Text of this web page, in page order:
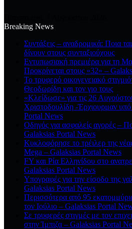
Breaking News
Συντάξεις – αναδρομικά: Ποια
δίνουν στους συνταξιούχους
Εντυπωσιακή πρεμιέρα για τη
Προκρίνεται στους «32» –
Το τρυφερό οικογενειακό
Θεοδωρίδη και τον γιο τους
«Κλείδωσε» για τις 26
Χριστοδουλίδη -Έρχιουρμαν
Portal News
Οδηγός για ασφαλείς αγορές –
Galaksias Portal News
Κυκλοφόρησε το τρέιλερ της
Mega – Galaksias Portal News
FY και Ρία Ελληνίδου στο
Galaksias Portal News
Υπογραφές για την είσοδο της
Galaksias Portal News
Περισσότερα από 95
τον Ιούλιο – Galaksias Portal
Σε τρυφερές στιγμές με τον
στην Ίμπιζα – Galaksias Portal